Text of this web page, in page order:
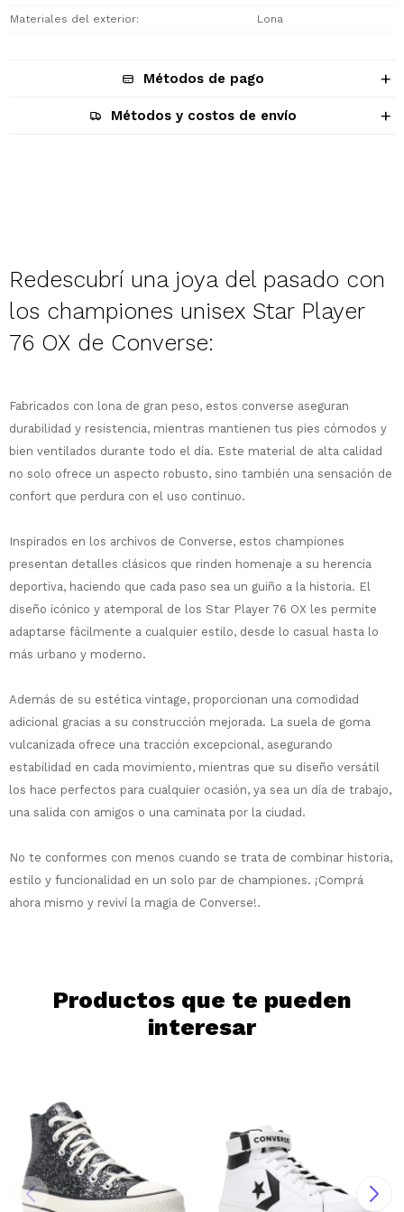
Materiales del exterior Lona
Métodos de pago
Métodos y costos de envío
Redescubrí una joya del pasado con
los championes unisex Star Player
76 OX de Converse:
Fabricados con lona de gran peso, estos converse aseguran
durabilidad y resistencia, mientras mantienen tus pies cómodos y
bien ventilados durante todo el día. Este material de alta calidad
no solo ofrece un aspecto robusto, sino también una sensación de
confort que perdura con el uso continuo.
Inspirados en los archivos de Converse, estos championes
presentan detalles clásicos que rinden homenaje a su herencia
deportiva, haciendo que cada paso sea un guiño a la historia. El
diseño icónico y atemporal de los Star Player 76 OX les permite
adaptarse fácilmente a cualquier estilo, desde lo casual hasta lo
más urbano y moderno.
Además de su estética vintage, proporcionan una comodidad
adicional gracias a su construcción mejorada. La suela de goma
vulcanizada ofrece una tracción excepcional, asegurando
estabilidad en cada movimiento, mientras que su diseño versátil
los hace perfectos para cualquier ocasión, ya sea un día de trabajo,
una salida con amigos o una caminata por la ciudad.
No te conformes con menos cuando se trata de combinar historia,
estilo y funcionalidad en un solo par de championes. ¡Comprá
ahora mismo y reviví la magia de Converse!.
Productos que te pueden
interesar
Comprá ahora y Pagá
Después, hasta en 12
cuotas y sin tocar tu
comprar!
Comprá en 3 cuotas sin recargo o hasta
Verifica si estás calificado para comprar
con Pago Después:
Cédula de identidad
Fecha de nacimiento
Día Mes Año
Continuar
Estás calificado para comprar usando Pago
¡Tenés hasta
para comprar en las cuotas
que prefieras!
Elegí tus productos preferidos
Elegís Pago Después como metodo de pago
* sujeto a aprobación crediticia. El monto
disponible puede variar por comercio
el inconveniente, por cualquier duda
contactanos en
preguntas@pagodespues.com.uy
Por favor intenta nuevamente mas tarde.